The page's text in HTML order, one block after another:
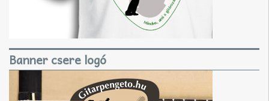
Banner csere logó